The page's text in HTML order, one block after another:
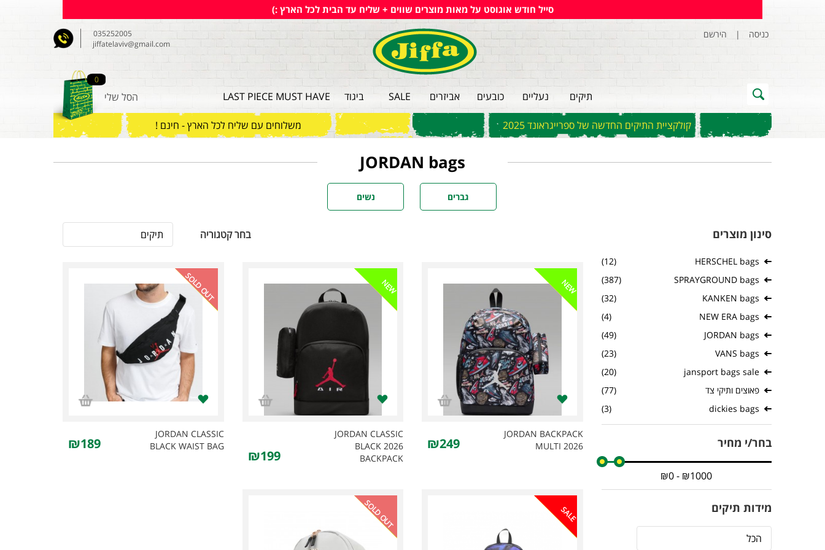
סייל חודש אוגוסט על מאות מוצרים שווים + שליח עד הבית לכל הארץ :)
כניסה | הירשם
תיקים נעליים כובעים אביזרים SALE ביגוד MUST HAVE
LAST PIECE
035252005
jiffatelaviv@gmail.com
הסל שלי
0
קולקציית התיקים החדשה של ספרייגראונד 2025 משלוחים עם שליח לכל הארץ - חינם !
JORDAN bags
גברים נשים
סינון מוצרים
HERSCHEL bags
(12)
SPRAYGROUND bags
(387)
KANKEN bags
(32)
NEW ERA bags
(4)
JORDAN bags
(49)
VANS bags
(23)
jansport bags sale
(20)
פאוצים ותיקי צד
(77)
dickies bags
(3)
בחר/י מחיר
מידות תיקים
הכל
בחר קטגוריה תיקים
NEW
JORDAN BACKPACK
MULTI 2026
₪249
NEW
JORDAN CLASSIC
BLACK 2026
BACKPACK
₪199
SOLD OUT
JORDAN CLASSIC
BLACK WAIST BAG
₪189
SALE
SOLD OUT